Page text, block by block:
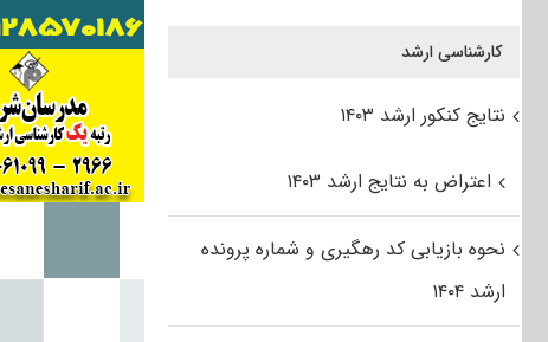
کارشناسی ارشد
نتایج کنکور ارشد ۱۴۰۳
اعتراض به نتایج ارشد ۱۴۰۳
نحوه بازیابی کد رهگیری و شماره پرونده
ارشد ۱۴۰۴